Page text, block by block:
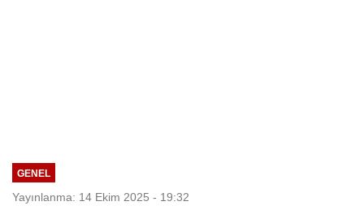
GENEL
Yayınlanma: 14 Ekim 2025 - 19:32